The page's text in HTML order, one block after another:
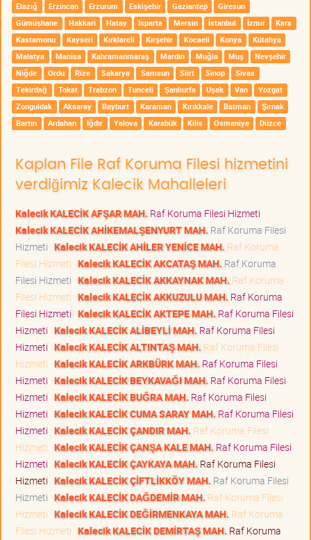
Elazığ
Erzincan Erzurum Eskişehir Gaziantep
Giresun
Gümüşhane
Hakkari Hatay Isparta Mersin İstanbul İzmir
Kars
Kastamonu
Kayseri Kırklareli Kırşehir Kocaeli Konya
Kütahya
Malatya
Manisa Kahramanmaraş Mardin Muğla Muş
Nevşehir
Niğde
Ordu Rize Sakarya Samsun Siirt Sinop
Sivas
Tekirdağ
Tokat Trabzon Tunceli Şanlıurfa Uşak Van
Yozgat
Zonguldak
Aksaray Bayburt Karaman Kırıkkale Batman
Şırnak
Bartın
Ardahan Iğdır Yalova Karabük Kilis Osmaniye Düzce
Kaplan File Raf Koruma Filesi hizmetini
verdiğimiz Kalecik Mahalleleri
Kalecik KALECİK AFŞAR MAH. Raf Koruma Filesi Hizmeti
Kalecik KALECİK AHİKEMALŞENYURT MAH. Raf Koruma Filesi
Hizmeti Kalecik KALECİK AHİLER YENİCE MAH. Raf Koruma
Filesi Hizmeti Kalecik KALECİK AKCATAŞ MAH. Raf Koruma
Filesi Hizmeti Kalecik KALECİK AKKAYNAK MAH. Raf Koruma
Filesi Hizmeti Kalecik KALECİK AKKUZULU MAH. Raf Koruma
Filesi Hizmeti Kalecik KALECİK AKTEPE MAH. Raf Koruma Filesi
Hizmeti Kalecik KALECİK ALİBEYLİ MAH. Raf Koruma Filesi
Hizmeti Kalecik KALECİK ALTINTAŞ MAH. Raf Koruma Filesi
Hizmeti Kalecik KALECİK ARKBÜRK MAH. Raf Koruma Filesi
Hizmeti Kalecik KALECİK BEYKAVAĞI MAH. Raf Koruma Filesi
Hizmeti Kalecik KALECİK BUĞRA MAH. Raf Koruma Filesi
Hizmeti Kalecik KALECİK CUMA SARAY MAH. Raf Koruma Filesi
Hizmeti Kalecik KALECİK ÇANDIR MAH. Raf Koruma Filesi
Hizmeti Kalecik KALECİK ÇANŞA KALE MAH. Raf Koruma Filesi
Hizmeti Kalecik KALECİK ÇAYKAYA MAH. Raf Koruma Filesi
Hizmeti Kalecik KALECİK ÇİFTLİKKÖY MAH. Raf Koruma Filesi
Hizmeti Kalecik KALECİK DAĞDEMİR MAH. Raf Koruma Filesi
Hizmeti Kalecik KALECİK DEĞİRMENKAYA MAH. Raf Koruma
Filesi Hizmeti Kalecik KALECİK DEMİRTAŞ MAH. Raf Koruma